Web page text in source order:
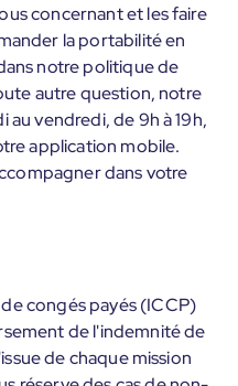
concernant et les faire
la portabilité en
notre politique de
autre question, notre
vendredi, de 9h à 19h,
application mobile.
dans votre
congés payés (ICCP)
de l'indemnité de
de chaque mission